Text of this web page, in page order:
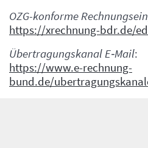
OZG-konforme
https://xrechnung-bdr.de/
Übertragungskanal E‑Mail:
https://www.e-rechnung-
bund.de/